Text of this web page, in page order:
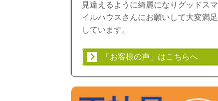
見違えるように綺麗になりグッドスマ
イルハウスさんにお願いして大変満足
しています。
「お客様の声」はこちらへ